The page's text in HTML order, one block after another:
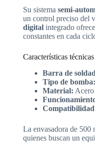
Su sistema semi-
un control preciso del
digitalintegrado
constantes en cada
Características técnicas
Barra de
Tipo de bomba:
Material:
La envasadora de 500
quienes buscan un